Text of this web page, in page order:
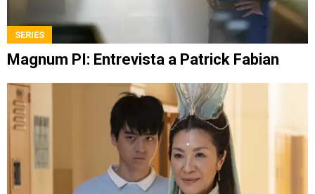
SERIES
Magnum PI: Entrevista a Patrick Fabian